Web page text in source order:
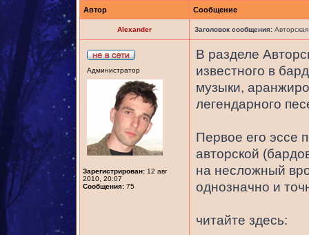
Автор Сообщение
Alexander Заголовок сообщения:
Администратор
Зарегистрирован: 12 авг
2010, 20:07
Сообщения: 75
В разделе
известного в
музыки,
легендарного
Первое его эссе
авторской
на несложный
однозначно и
читайте здесь: